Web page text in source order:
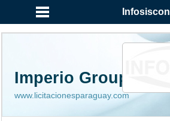
Infosiscon
Imperio Group S.A.
www.licitacionesparaguay.com